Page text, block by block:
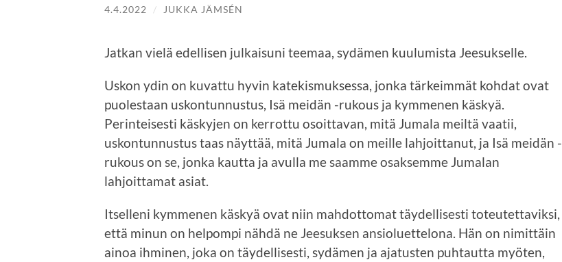
4.4.2022 / JUKKA JÄMSÉN
Jatkan vielä edellisen julkaisuni teemaa, sydämen kuulumista Jeesukselle.
Uskon ydin on kuvattu hyvin katekismuksessa, jonka tärkeimmät kohdat ovat
puolestaan uskontunnustus, Isä meidän -rukous ja kymmenen käskyä.
Perinteisesti käskyjen on kerrottu osoittavan, mitä Jumala meiltä vaatii,
uskontunnustus taas näyttää, mitä Jumala on meille lahjoittanut, ja Isä meidän -
rukous on se, jonka kautta ja avulla me saamme osaksemme Jumalan
lahjoittamat asiat.
Itselleni kymmenen käskyä ovat niin mahdottomat täydellisesti toteutettaviksi,
että minun on helpompi nähdä ne Jeesuksen ansioluettelona. Hän on nimittäin
ainoa ihminen, joka on täydellisesti, sydämen ja ajatusten puhtautta myöten,